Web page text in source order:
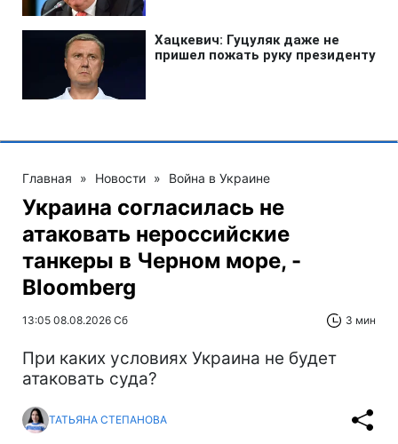
Главная » Новости » Война в Украине
Украина согласилась не
атаковать нероссийские
танкеры в Черном море, -
Bloomberg
13:05 08.08.2026 Сб 3 мин
При каких условиях Украина не будет
атаковать суда?
ТАТЬЯНА СТЕПАНОВА